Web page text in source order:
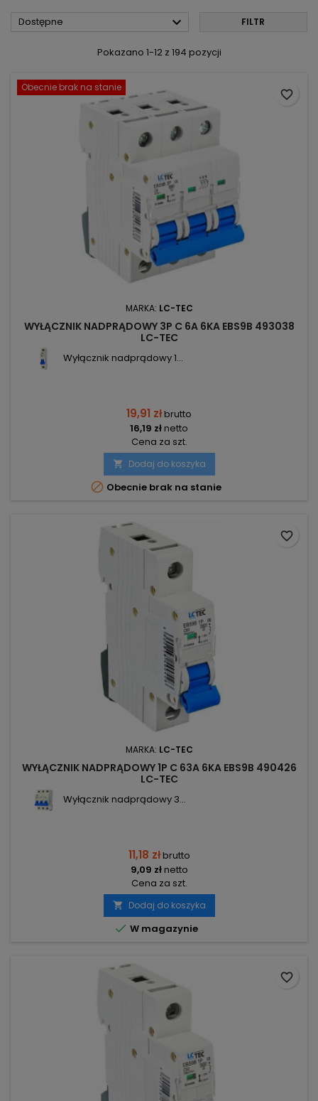
Dostępne  FILTR
Pokazano 1-12 z 194 pozycji
Obecnie brak na stanie
MARKA: LC-TEC
WYŁĄCZNIK NADPRĄDOWY 3P C 6A 6KA EBS9B 493038
LC-TEC
Wyłącznik nadprądowy 1...
19,91 złbrutto
16,19 złnetto
Cena za szt.
 Dodaj do koszyka
 Obecnie brak na stanie
favorite_border
MARKA: LC-TEC
WYŁĄCZNIK NADPRĄDOWY 1P C 63A 6KA EBS9B 490426
LC-TEC
Wyłącznik nadprądowy 3...
11,18 złbrutto
9,09 złnetto
Cena za szt.
 Dodaj do koszyka
 W magazynie
favorite_border
favorite_border